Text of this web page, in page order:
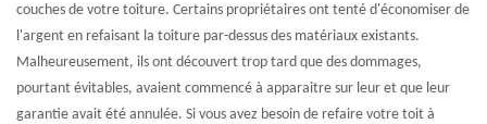
couches de votre toiture. Certains propriétaires ont tenté d'économiser de
l'argent en refaisant la toiture par-dessus des matériaux existants.
Malheureusement, ils ont découvert trop tard que des dommages,
pourtant évitables, avaient commencé à apparaitre sur leur et que leur
garantie avait été annulée. Si vous avez besoin de refaire votre toit à